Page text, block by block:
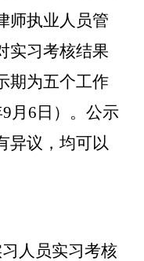
师执业人员管
实习考核结果
期为五个工作
9月 6 日） 。公示
异议，均可以
人员实习考核